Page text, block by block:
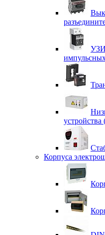
Корпуса